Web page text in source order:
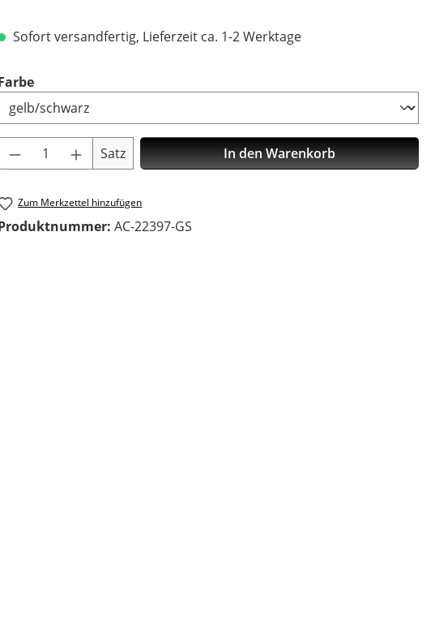
Sofort versandfertig, Lieferzeit ca. 1-2 Werktage
auswählen
Produkt Anzahl: Gib den gewünschten Wert
Satz In den Warenkorb
Zum Merkzettel hinzufügen
AC-22397-GS